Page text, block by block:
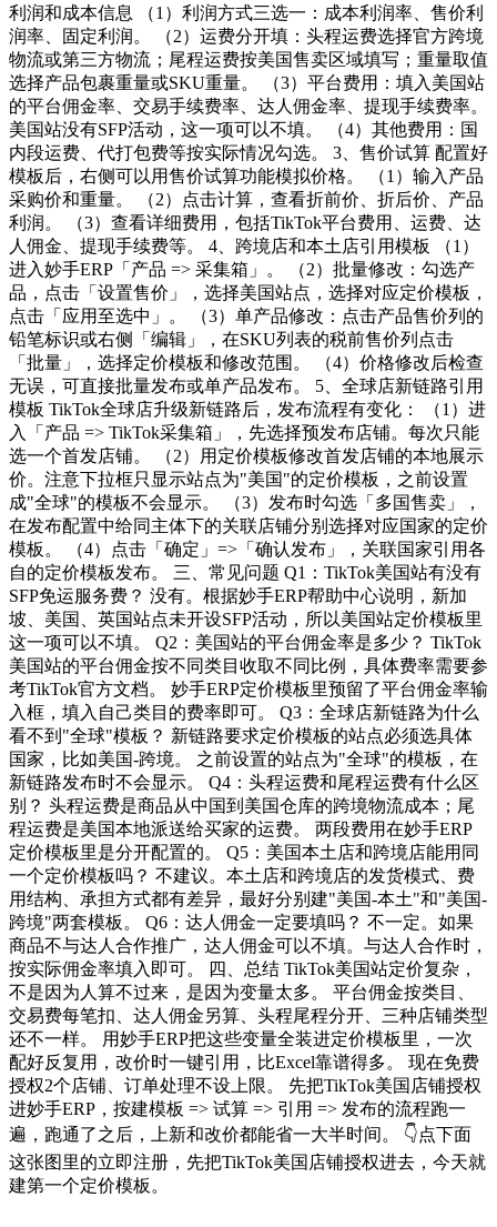
利润和成本信息 （1）利润方式三选一：成本利润率、售价利
润率、固定利润。 （2）运费分开填：头程运费选择官方跨境
物流或第三方物流；尾程运费按美国售卖区域填写；重量取值
选择产品包裹重量或SKU重量。 （3）平台费用：填入美国站
的平台佣金率、交易手续费率、达人佣金率、提现手续费率。
美国站没有SFP活动，这一项可以不填。 （4）其他费用：国
内段运费、代打包费等按实际情况勾选。 3、售价试算 配置好
模板后，右侧可以用售价试算功能模拟价格。 （1）输入产品
采购价和重量。 （2）点击计算，查看折前价、折后价、产品
利润。 （3）查看详细费用，包括TikTok平台费用、运费、达
人佣金、提现手续费等。 4、跨境店和本土店引用模板 （1）
进入妙手ERP「产品 => 采集箱」。 （2）批量修改：勾选产
品，点击「设置售价」，选择美国站点，选择对应定价模板，
点击「应用至选中」。 （3）单产品修改：点击产品售价列的
铅笔标识或右侧「编辑」，在SKU列表的税前售价列点击
「批量」，选择定价模板和修改范围。 （4）价格修改后检查
无误，可直接批量发布或单产品发布。 5、全球店新链路引用
模板 TikTok全球店升级新链路后，发布流程有变化： （1）进
入「产品 => TikTok采集箱」，先选择预发布店铺。每次只能
选一个首发店铺。 （2）用定价模板修改首发店铺的本地展示
价。注意下拉框只显示站点为"美国"的定价模板，之前设置
成"全球"的模板不会显示。 （3）发布时勾选「多国售卖」，
在发布配置中给同主体下的关联店铺分别选择对应国家的定价
模板。 （4）点击「确定」=>「确认发布」，关联国家引用各
自的定价模板发布。 三、常见问题 Q1：TikTok美国站有没有
SFP免运服务费？ 没有。根据妙手ERP帮助中心说明，新加
坡、美国、英国站点未开设SFP活动，所以美国站定价模板里
这一项可以不填。 Q2：美国站的平台佣金率是多少？ TikTok
美国站的平台佣金按不同类目收取不同比例，具体费率需要参
考TikTok官方文档。 妙手ERP定价模板里预留了平台佣金率输
入框，填入自己类目的费率即可。 Q3：全球店新链路为什么
看不到"全球"模板？ 新链路要求定价模板的站点必须选具体
国家，比如美国-跨境。 之前设置的站点为"全球"的模板，在
新链路发布时不会显示。 Q4：头程运费和尾程运费有什么区
别？ 头程运费是商品从中国到美国仓库的跨境物流成本；尾
程运费是美国本地派送给买家的运费。 两段费用在妙手ERP
定价模板里是分开配置的。 Q5：美国本土店和跨境店能用同
一个定价模板吗？ 不建议。本土店和跨境店的发货模式、费
用结构、承担方式都有差异，最好分别建"美国-本土"和"美国-
跨境"两套模板。 Q6：达人佣金一定要填吗？ 不一定。如果
商品不与达人合作推广，达人佣金可以不填。与达人合作时，
按实际佣金率填入即可。 四、总结 TikTok美国站定价复杂，
不是因为人算不过来，是因为变量太多。 平台佣金按类目、
交易费每笔扣、达人佣金另算、头程尾程分开、三种店铺类型
还不一样。 用妙手ERP把这些变量全装进定价模板里，一次
配好反复用，改价时一键引用，比Excel靠谱得多。 现在免费
授权2个店铺、订单处理不设上限。 先把TikTok美国店铺授权
进妙手ERP，按建模板 => 试算 => 引用 => 发布的流程跑一
遍，跑通了之后，上新和改价都能省一大半时间。 👇点下面
这张图里的立即注册，先把TikTok美国店铺授权进去，今天就
建第一个定价模板。